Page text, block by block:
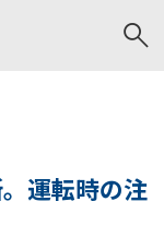
運転時の注